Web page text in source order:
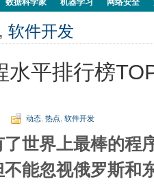
数据科学家 机器学习 网络安全
, 软件开发
水平排行榜
动态 热点 软件开发
世界上最棒的程
能忽视俄罗斯和